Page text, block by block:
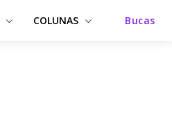
COLUNAS Bucas